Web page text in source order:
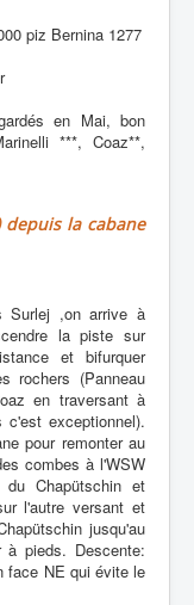
piz Bernina 1277
en Mai, bon
***, Coaz**,
depuis la cabane
Surlej ,on arrive à
la piste sur
et bifurquer
rochers (Panneau
en traversant à
exceptionnel).
pour remonter au
combes à l'WSW
Chapütschin et
l'autre versant et
jusqu'au
pieds. Descente:
face NE qui évite le